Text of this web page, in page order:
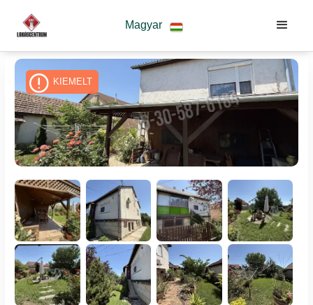
Magyar
KIEMELT